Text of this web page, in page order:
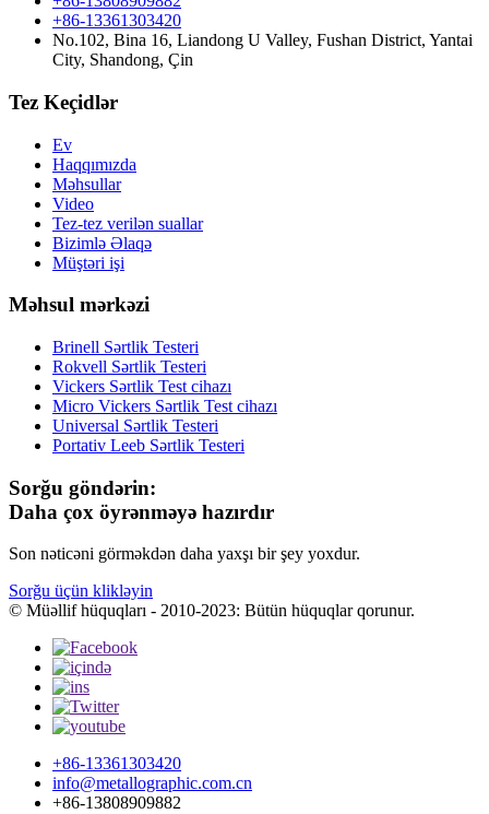
+86-13361303420
No.102, Bina 16, Liandong U Valley, Fushan District, Yantai
City, Shandong, Çin
Tez Keçidlər
Ev
Haqqımızda
Məhsullar
Video
Tez-tez verilən suallar
Bizimlə Əlaqə
Müştəri işi
Məhsul mərkəzi
Brinell Sərtlik Testeri
Rokvell Sərtlik Testeri
Vickers Sərtlik Test cihazı
Micro Vickers Sərtlik Test cihazı
Universal Sərtlik Testeri
Portativ Leeb Sərtlik Testeri
Sorğu göndərin:
Daha çox öyrənməyə hazırdır
Son nəticəni görməkdən daha yaxşı bir şey yoxdur.
Sorğu üçün klikləyin
© Müəllif hüquqları - 2010-2023: Bütün hüquqlar qorunur.
+86-13361303420
info@metallographic.com.cn
+86-13808909882